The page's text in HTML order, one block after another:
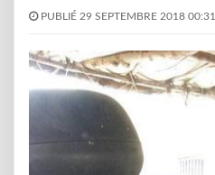
PUBLIÉ 29 SEPTEMBRE 2018 00:31